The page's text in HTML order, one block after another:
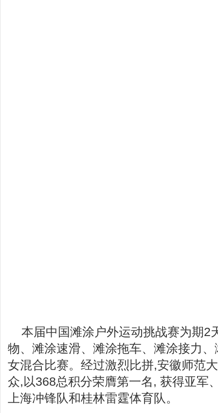
本届中国滩涂户外运动挑战赛为期2
物、滩涂速滑、滩涂拖车、滩涂接力
女混合比赛。经过激烈比拼,安徽师范
众,以368总积分荣膺第一名, 获得亚军
上海冲锋队和桂林雷霆体育队。